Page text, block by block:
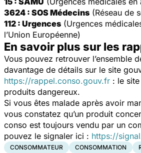
3624 : SOS Médecins (Réseau de
112 : Urgences (Urgences
l’Union Européenne)
En savoir plus sur les
Vous pouvez retrouver l’ensemble
davantage de détails sur le site
https://rappel.conso.gouv.fr : le
produits dangereux.
Si vous êtes malade après avoir
vous constatez qu’un produit
conso est toujours vendu par un
pouvez le signaler ici : https://
CONSOMMATEUR CONSOMMATION